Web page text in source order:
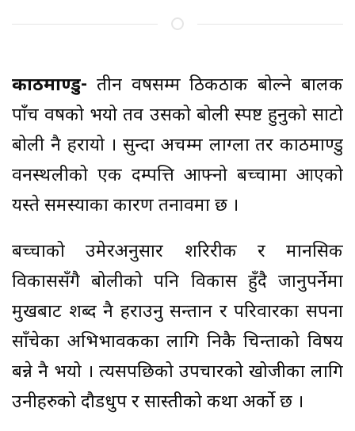
काठमाण्डु- तीन वर्षसम्म ठिकठाक बोल्ने बालक
पाँच वर्षको भयो तव उसको बोली स्पष्ट हुनुको साटो
बोली नै हरायो । सुन्दा अचम्म लाग्ला तर काठमाण्डु
वनस्थलीको एक दम्पत्ति आफ्नो बच्चामा आएको
यस्ते समस्याका कारण तनावमा छ ।
बच्चाको उमेरअनुसार शरिरीक र मानसिक
विकाससँगै बोलीको पनि विकास हुँदै जानुपर्नेमा
मुखबाट शब्द नै हराउनु सन्तान र परिवारका सपना
साँचेका अभिभावकका लागि निकै चिन्ताको विषय
बन्ने नै भयो । त्यसपछिको उपचारको खोजीका लागि
उनीहरुको दौडधुप र सास्तीको कथा अर्को छ ।